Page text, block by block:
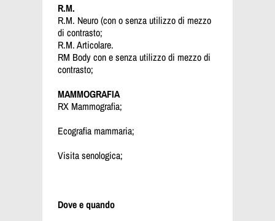
R.M.
R.M. Neuro (con o senza utilizzo di mezzo
di contrasto;
R.M. Articolare.
RM Body con e senza utilizzo di mezzo di
contrasto;
MAMMOGRAFIA
RX Mammografia;
Ecografia mammaria;
Visita senologica;
Dove e quando